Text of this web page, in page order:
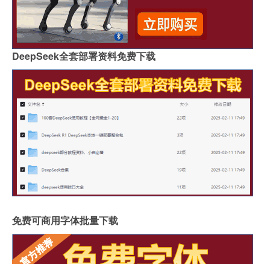
DeepSeek全套部署资料免费下载
免费可商用字体批量下载